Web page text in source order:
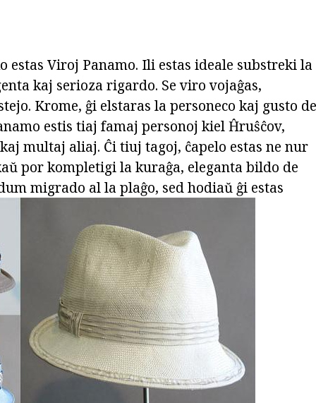
estas Viroj Panamo. Ili estas ideale substreki la
kaj serioza rigardo. Se viro vojaĝas,
Krome, ĝi elstaras la personeco kaj gusto de
estis tiaj famaj personoj kiel Ĥruŝĉov,
multaj aliaj. Ĉi tiuj tagoj, ĉapelo estas ne nur
por kompletigi la kuraĝa, eleganta bildo de
migrado al la plaĝo, sed hodiaŭ ĝi estas